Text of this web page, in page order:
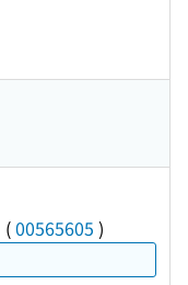
(00565605 )